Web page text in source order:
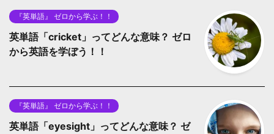
『英単語』 ゼロから学ぶ！！
英単語「cricket」ってどんな意味？ ゼロ
から英語を学ぼう！！
『英単語』 ゼロから学ぶ！！
英単語「eyesight」ってどんな意味？ ゼ